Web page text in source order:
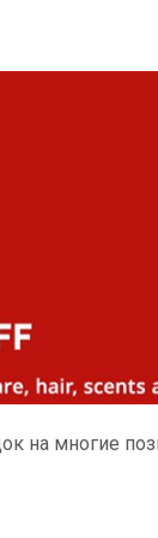
на многие